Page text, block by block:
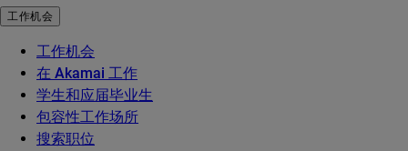
工作机会
工作机会
在 Akamai 工作
学生和应届毕业生
包容性工作场所
搜索职位